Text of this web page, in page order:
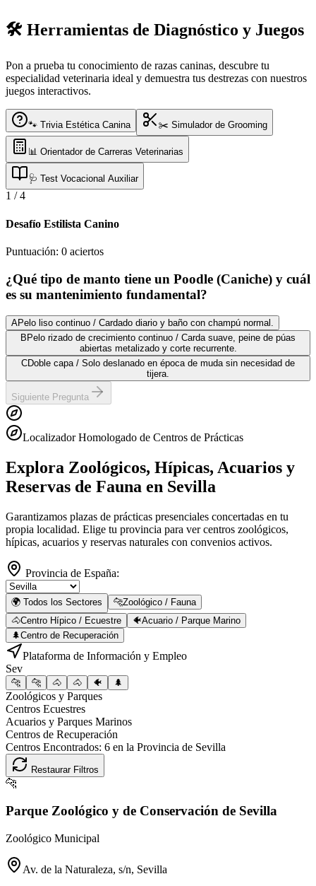
🛠️ Herramientas de Diagnóstico y Juegos
Pon a prueba tu conocimiento de razas caninas, descubre tu
especialidad veterinaria ideal y demuestra tus destrezas con nuestros
juegos interactivos.
🐾 Trivia Estética Canina ✂️ Simulador de Grooming
📊 Orientador de Carreras Veterinarias
🩺 Test Vocacional Auxiliar
1 /4
Desafío Estilista Canino
Puntuación: 0 aciertos
¿Qué tipo de manto tiene un Poodle (Caniche) y cuál
es su mantenimiento fundamental?
APelo liso continuo / Cardado diario y baño con champú normal.
B Pelo rizado de crecimiento continuo / Carda suave, peine de púas
abiertas metalizado y corte recurrente.
CDoble capa / Solo deslanado en época de muda sin necesidad de
tijera.
Siguiente Pregunta
Localizador Homologado de Centros de Prácticas
Explora Zoológicos, Hípicas, Acuarios y
Reservas de Fauna en Sevilla
Garantizamos plazas de prácticas presenciales concertadas en tu
propia localidad. Elige tu provincia para ver centros zoológicos,
hípicas, acuarios y reservas naturales con convenios activos.
Provincia de España:
🌍 Todos los Sectores 🐆Zoológico / Fauna
🐴Centro Hípico / Ecuestre 🐠Acuario / Parque Marino
🌲Centro de Recuperación
Plataforma de Información y Empleo
Sev
🐆 🐆 🐴 🐴 🐠 🌲
Zoológicos y Parques
Centros Ecuestres
Acuarios y Parques Marinos
Centros de Recuperación
Centros Encontrados: 6 en la Provincia de Sevilla
Restaurar Filtros
🐆
Parque Zoológico y de Conservación de Sevilla
Zoológico Municipal
Av. de la Naturaleza, s/n, Sevilla